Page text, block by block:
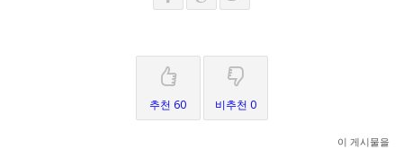
추천 60 비추천 0
이 게시물을